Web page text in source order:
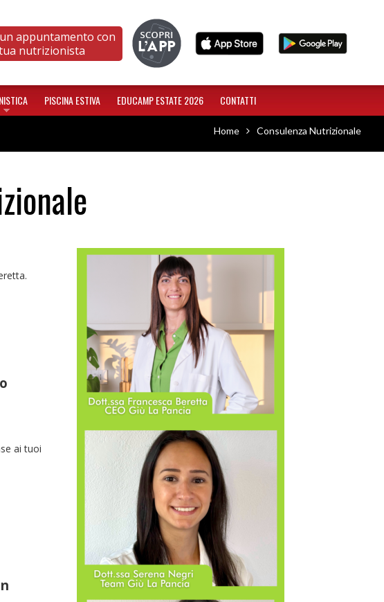
appuntamento con
nutrizionista
PISCINA ESTIVA EDUCAMP ESTATE 2026 CONTATTI
Home Consulenza Nutrizionale
ai tuoi